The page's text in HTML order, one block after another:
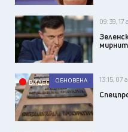
09:39, 17
ВИДЕО ОБНОВЕНА 13:15, 07